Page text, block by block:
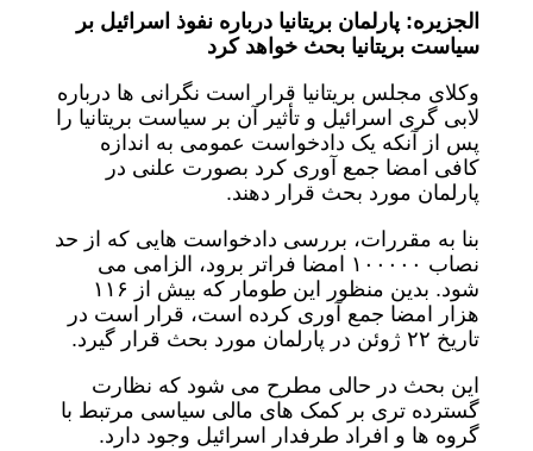
الجزیره: پارلمان بریتانیا درباره نفوذ اسرائیل بر
سیاست بریتانیا بحث خواهد کرد
وکلای مجلس بریتانیا قرار است نگرانی ها درباره
لابی گری اسرائیل و تأثیر آن بر سیاست بریتانیا را
پس از آنکه یک دادخواست عمومی به اندازه
کافی امضا جمع آوری کرد بصورت علنی در
پارلمان مورد بحث قرار دهند.
بنا به مقررات، بررسی دادخواست هایی که از حد
نصاب ۱۰۰۰۰۰ امضا فراتر برود، الزامی می
شود. بدین منظور این طومار که بیش از ۱۱۶
هزار امضا جمع آوری کرده است، قرار است در
تاریخ ۲۲ ژوئن در پارلمان مورد بحث قرار گیرد.
این بحث در حالی مطرح می شود که نظارت
گسترده تری بر کمک های مالی سیاسی مرتبط با
گروه ها و افراد طرفدار اسرائیل وجود دارد.